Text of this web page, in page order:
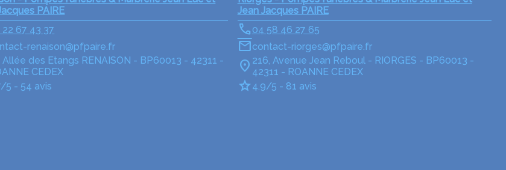
PAIRE
22 67 43 37
renaison@pfpaire.fr
Allée des Etangs RENAISON - BP60013 - 42311 -
CEDEX
5 - 54 avis
Jean Jacques PAIRE
04 58 46 27 65
contact-riorges@pfpaire.fr
216, Avenue Jean Reboul - RIORGES - BP60013 -
42311 - ROANNE CEDEX
4.9/5 - 81 avis